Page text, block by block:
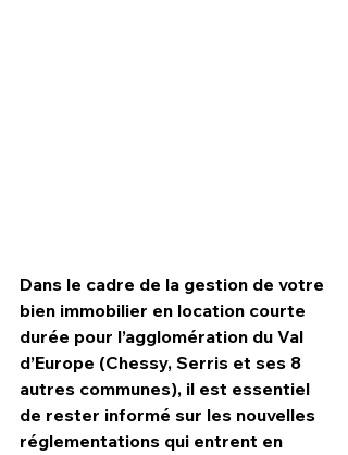
Dans le cadre de la gestion de votre
bien immobilier en location courte
durée pour l’agglomération du Val
d’Europe (Chessy, Serris et ses 8
autres communes), il est essentiel
de rester informé sur les nouvelles
réglementations qui entrent en